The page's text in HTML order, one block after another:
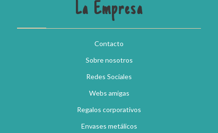
La Empresa
Contacto
Sobre nosotros
Redes Sociales
Webs amigas
Regalos corporativos
Envases metálicos